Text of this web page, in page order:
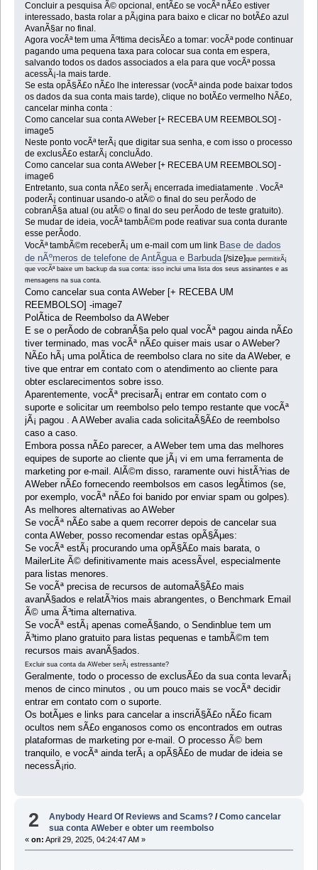
Concluir a pesquisa Ã© opcional, entÃ£o se vocÃª nÃ£o estiver
interessado, basta rolar a pÃ¡gina para baixo e clicar no botÃ£o azul
AvanÃ§ar no final.
Agora vocÃª tem uma Ãºltima decisÃ£o a tomar: vocÃª pode continuar
pagando uma pequena taxa para colocar sua conta em espera,
salvando todos os dados associados a ela para que vocÃª possa
acessÃ¡-la mais tarde.
Se esta opÃ§Ã£o nÃ£o lhe interessar (vocÃª ainda pode baixar todos
os dados da sua conta mais tarde), clique no botÃ£o vermelho NÃ£o,
cancelar minha conta :
Como cancelar sua conta AWeber [+ RECEBA UM REEMBOLSO] -
image5
Neste ponto vocÃª terÃ¡ que digitar sua senha, e com isso o processo
de exclusÃ£o estarÃ¡ concluÃ­do.
Como cancelar sua conta AWeber [+ RECEBA UM REEMBOLSO] -
image6
Entretanto, sua conta nÃ£o serÃ¡ encerrada imediatamente . VocÃª
poderÃ¡ continuar usando-o atÃ© o final do seu perÃ­odo de
cobranÃ§a atual (ou atÃ© o final do seu perÃ­odo de teste gratuito).
Se mudar de ideia, vocÃª tambÃ©m pode reativar sua conta durante
esse perÃ­odo.
VocÃª tambÃ©m receberÃ¡ um e-mail com um link Base de dados
de nÃºmeros de telefone de AntÃ­gua e Barbuda[/size]que permitirÃ¡
que vocÃª baixe um backup da sua conta: isso inclui uma lista dos seus assinantes e as
mensagens na sua conta.
Como cancelar sua conta AWeber [+ RECEBA UM
REEMBOLSO] -image7
PolÃ­tica de Reembolso da AWeber
E se o perÃ­odo de cobranÃ§a pelo qual vocÃª pagou ainda nÃ£o
tiver terminado, mas vocÃª nÃ£o quiser mais usar o AWeber?
NÃ£o hÃ¡ uma polÃ­tica de reembolso clara no site da AWeber, e
tive que entrar em contato com o atendimento ao cliente para
obter esclarecimentos sobre isso.
Aparentemente, vocÃª precisarÃ¡ entrar em contato com o
suporte e solicitar um reembolso pelo tempo restante que vocÃª
jÃ¡ pagou . A AWeber avalia cada solicitaÃ§Ã£o de reembolso
caso a caso.
Embora possa nÃ£o parecer, a AWeber tem uma das melhores
equipes de suporte ao cliente que jÃ¡ vi em uma ferramenta de
marketing por e-mail. AlÃ©m disso, raramente ouvi histÃ³rias de
AWeber nÃ£o fornecendo reembolsos em casos legÃ­timos (se,
por exemplo, vocÃª nÃ£o foi banido por enviar spam ou golpes).
As melhores alternativas ao AWeber
Se vocÃª nÃ£o sabe a quem recorrer depois de cancelar sua
conta AWeber, posso recomendar estas opÃ§Ãµes:
Se vocÃª estÃ¡ procurando uma opÃ§Ã£o mais barata, o
MailerLite Ã© definitivamente mais acessÃ­vel, especialmente
para listas menores.
Se vocÃª precisa de recursos de automaÃ§Ã£o mais
avanÃ§ados e relatÃ³rios mais abrangentes, o Benchmark Email
Ã© uma Ã³tima alternativa.
Se vocÃª estÃ¡ apenas comeÃ§ando, o Sendinblue tem um
Ã³timo plano gratuito para listas pequenas e tambÃ©m tem
recursos mais avanÃ§ados.
Excluir sua conta da AWeber serÃ¡ estressante?
Geralmente, todo o processo de exclusÃ£o da sua conta levarÃ¡
menos de cinco minutos , ou um pouco mais se vocÃª decidir
entrar em contato com o suporte.
Os botÃµes e links para cancelar a inscriÃ§Ã£o nÃ£o ficam
ocultos nem sÃ£o enganosos como os encontrados em outras
plataformas de marketing por e-mail. O processo Ã© bem
tranquilo, e vocÃª ainda terÃ¡ a opÃ§Ã£o de mudar de ideia se
necessÃ¡rio.
2 Anybody Heard Of Reviews and Scams? /Como cancelar
sua conta AWeber e obter um reembolso
« on: April 29, 2025, 04:24:47 AM »